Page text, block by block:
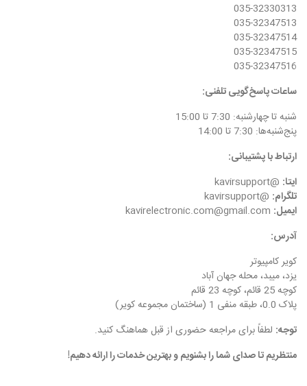
035-32330313
035-32347513
035-32347514
035-32347515
035-32347516
ساعات پاسخ‌گویی تلفنی:
شنبه تا چهارشنبه: 7:30 تا 15:00
پنج‌شنبه‌ها: 7:30 تا 14:00
ارتباط با پشتیبانی:
ایتا: @kavirsupport
تلگرام: @kavirsupport
ایمیل: kavirelectronic.com@gmail.com
آدرس:
کویر کامپیوتر
یزد، میبد، محله جهان آباد
کوچه 25 قائم، کوچه 23 قائم
پلاک 0.0، طبقه منفی 1 (ساختمان مجموعه کویر)
توجه: لطفاً برای مراجعه حضوری از قبل هماهنگ کنید.
منتظریم تا صدای شما را بشنویم و بهترین خدمات را ارائه دهیم!